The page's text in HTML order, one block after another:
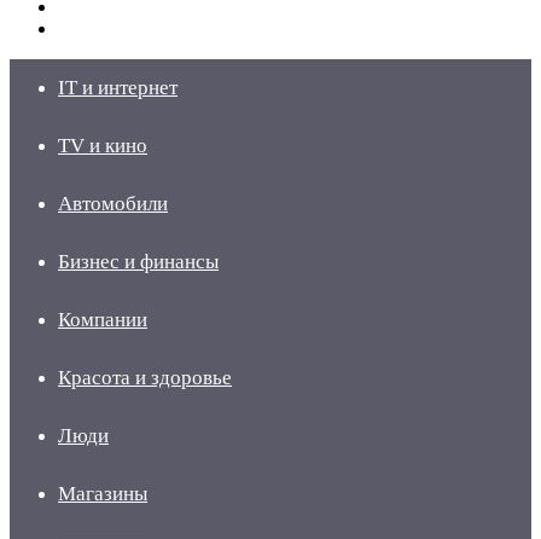
IT и интернет
TV и кино
Автомобили
Бизнес и финансы
Компании
Красота и здоровье
Люди
Магазины